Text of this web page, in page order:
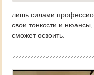
лишь силами
свои тонкости и
сможет освоить.